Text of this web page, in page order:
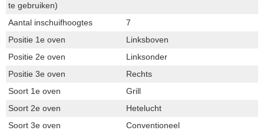
te gebruiken)
Aantal inschuifhoogtes
7
Positie 1e oven
Linksboven
Positie 2e oven
Linksonder
Positie 3e oven
Rechts
Soort 1e oven
Grill
Soort 2e oven
Hetelucht
Soort 3e oven
Conventioneel